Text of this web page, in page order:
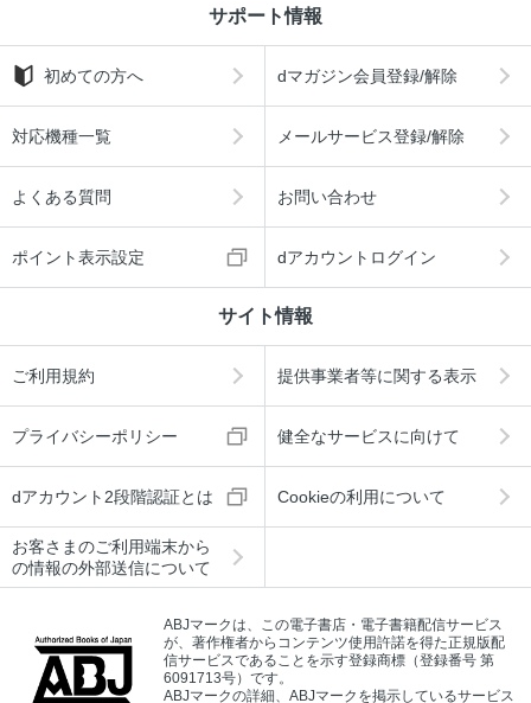
サポート情報
初めての方へ dマガジン会員登録/解除
対応機種一覧 メールサービス登録/解除
よくある質問 お問い合わせ
ポイント表示設定 dアカウントログイン
サイト情報
ご利用規約 提供事業者等に関する表示
プライバシーポリシー 健全なサービスに向けて
dアカウント2段階認証とは Cookieの利用について
お客さまのご利用端末から
の情報の外部送信について
ABJマークは、この電子書店・電子書籍配信サービス
が、著作権者からコンテンツ使用許諾を得た正規版配
信サービスであることを示す登録商標（登録番号 第
6091713号）です。
ABJマークの詳細、ABJマークを掲示しているサービス